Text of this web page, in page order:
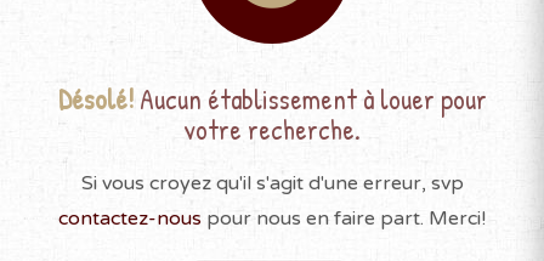
Désolé!Aucun établissement à louer pour
votre recherche.
Si vous croyez qu'il s'agit d'une erreur, svp
contactez-nous pour nous en faire part. Merci!